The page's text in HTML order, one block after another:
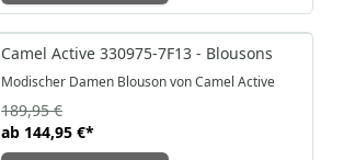
-24%
Camel Active 330975-7F13 - Blousons
Modischer Damen Blouson von Camel Active
ab 144,95 €*
189,95 €